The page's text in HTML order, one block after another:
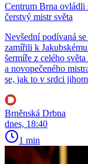
Centrum Brna ovládli
čerstvý mistr světa
Nevšední podívaná
zamířili k
šermíře z celého
a novopečeného
se, jak to v srdci
Brněnská Drbna
dnes, 18:40
1 min